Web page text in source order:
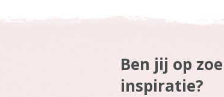
Ben jij op
inspiratie?